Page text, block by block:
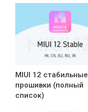
MIUI 12 стабильные
прошивки (полный
список)